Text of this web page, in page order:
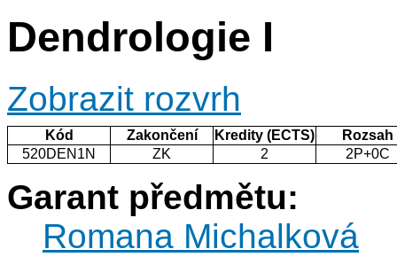
Dendrologie I
Zobrazit rozvrh
Kód Zakončení Kredity (ECTS)
Rozsah
520DEN1N
ZK 2 2P+0C
Garant předmětu:
Romana Michalková